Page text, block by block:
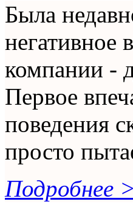
Была
негативное
компании -
Первое
поведения
просто
Подробнее